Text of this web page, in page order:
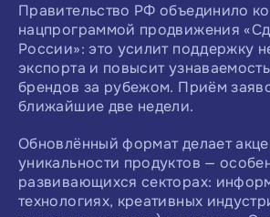
Правительство РФ объединило
нацпрограммой продвижения
России»: это усилит поддержку
экспорта и повысит
брендов за рубежом. Приём
ближайшие две недели.
Обновлённый формат делает
уникальности продуктов —
развивающихся секторах:
технологиях, креативных